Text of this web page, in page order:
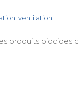
ventilation
produits biocides